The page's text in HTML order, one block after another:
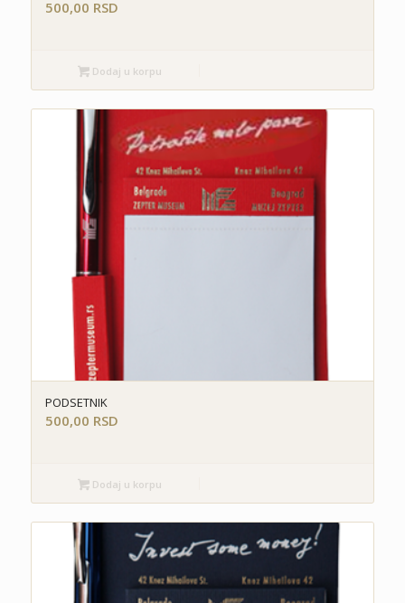
500,00 RSD
Dodaj u korpu
PODSETNIK
500,00 RSD
Dodaj u korpu